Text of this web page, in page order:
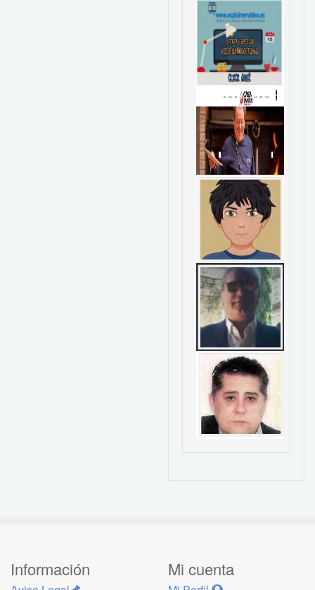
Información Mi cuenta